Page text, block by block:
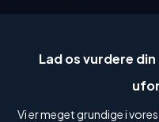
Lad os vurdere
Vi er meget grundige i